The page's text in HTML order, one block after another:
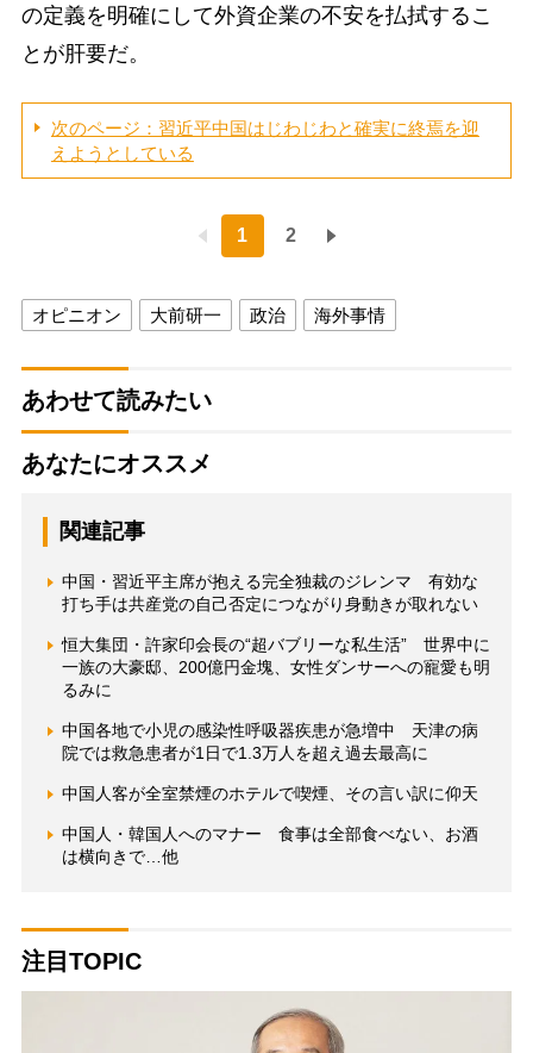
の定義を明確にして外資企業の不安を払拭するこ
とが肝要だ。
次のページ：習近平中国はじわじわと確実に終焉を迎
えようとしている
1 2
オピニオン 大前研一 政治 海外事情
あわせて読みたい
あなたにオススメ
関連記事
中国・習近平主席が抱える完全独裁のジレンマ 有効な
打ち手は共産党の自己否定につながり身動きが取れない
恒大集団・許家印会長の“超バブリーな私生活” 世界中に
一族の大豪邸、200億円金塊、女性ダンサーへの寵愛も明
るみに
中国各地で小児の感染性呼吸器疾患が急増中 天津の病
院では救急患者が1日で1.3万人を超え過去最高に
中国人客が全室禁煙のホテルで喫煙、その言い訳に仰天
中国人・韓国人へのマナー 食事は全部食べない、お酒
は横向きで…他
注目TOPIC